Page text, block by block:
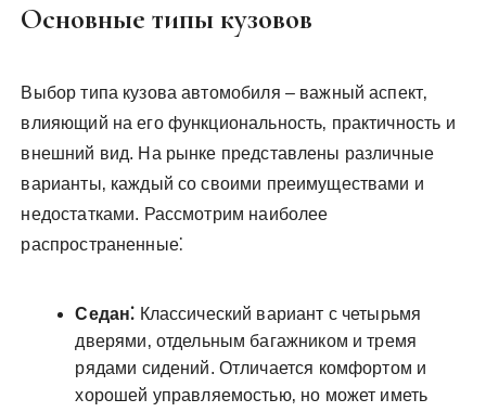
Основные типы кузовов
Выбор типа кузова автомобиля – важный аспект‚
влияющий на его функциональность‚ практичность и
внешний вид. На рынке представлены различные
варианты‚ каждый со своими преимуществами и
недостатками. Рассмотрим наиболее
распространенные⁚
Седан⁚ Классический вариант с четырьмя
дверями‚ отдельным багажником и тремя
рядами сидений. Отличается комфортом и
хорошей управляемостью‚ но может иметь